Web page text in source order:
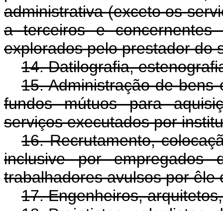
administrativa (exceto os
a terceiros e
explorados pelo prestador do
14. Datilografia,
15. Administração de bens
fundos mútuos para
serviços executados por
16. Recrutamento,
inclusive por
trabalhadores avulsos por êle
17. Engenheiros,